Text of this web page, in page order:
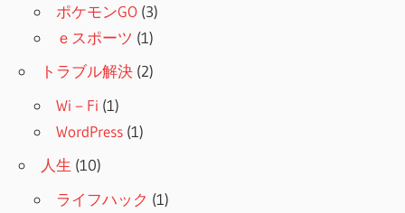
ポケモンGO (3)
ｅスポーツ (1)
トラブル解決 (2)
Wi－Fi (1)
WordPress (1)
人生 (10)
ライフハック (1)